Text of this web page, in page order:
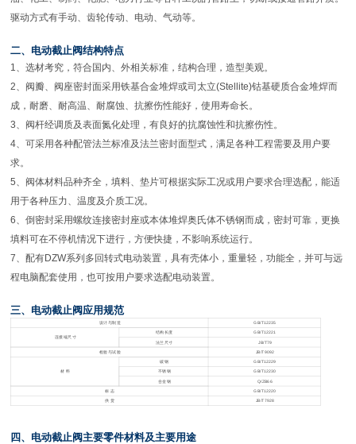
驱动方式有手动、齿轮传动、电动、气动等。
二、电动截止阀结构特点
1、选材考究，符合国内、外相关标准，结构合理，造型美观。
2、阀瓣、阀座密封面采用铁基合金堆焊或司太立(Stellite)钴基硬质合金堆焊而
成，耐磨、耐高温、耐腐蚀、抗擦伤性能好，使用寿命长。
3、阀杆经调质及表面氮化处理，有良好的抗腐蚀性和抗擦伤性。
4、可采用各种配管法兰标准及法兰密封面型式，满足各种工程需要及用户要
求。
5、阀体材料品种齐全，填料、垫片可根据实际工况或用户要求合理选配，能适
用于各种压力、温度及介质工况。
6、倒密封采用螺纹连接密封座或本体堆焊奥氏体不锈钢而成，密封可靠，更换
填料可在不停机情况下进行，方便快捷，不影响系统运行。
7、配有DZW系列多回转式电动装置，具有壳体小，重量轻，功能全，并可与远
程电脑配套使用，也可按用户要求选配电动装置。
三、电动截止阀应用规范
设计与制造 GB/T12235
连接端尺寸
结构长度
GB/T12221
法兰尺寸
JB/T79
检验与试验
JB/T9092
材 料
碳钢
GB/T12229
不锈钢
GB/T12230
合金钢
Q/ZB66
标 志 GB/T12220
供 货 JB/T7928
四、电动截止阀主要零件材料及主要用途